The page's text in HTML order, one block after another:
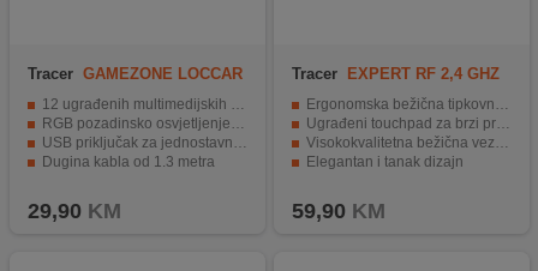
Tracer GAMEZONE LOCCAR
12 ugrađenih multimedijskih tipki
RGB pozadinsko osvjetljenje u 3 zone
USB priključak za jednostavno povezivanje
Dugina kabla od 1.3 metra
29,90 KM
Tracer EXPERT RF 2,4 GHZ
Ergonomska bežična tipkovnica
Ugrađeni touchpad za brzi pristup funkcijama
Visokokvalitetna bežična veza od 2,4 GHz
Elegantan i tanak dizajn
59,90 KM